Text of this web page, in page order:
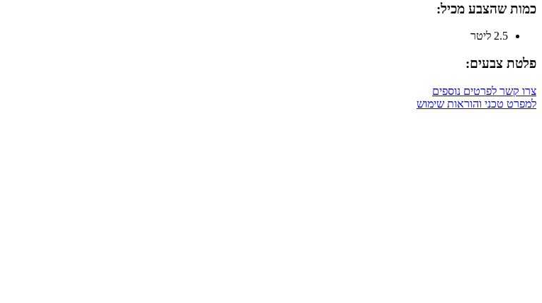
כמות שהצבע מכיל:
2.5 ליטר
פלטת צבעים:
צרו קשר לפרטים נוספים
למפרט טכני והוראות שימוש